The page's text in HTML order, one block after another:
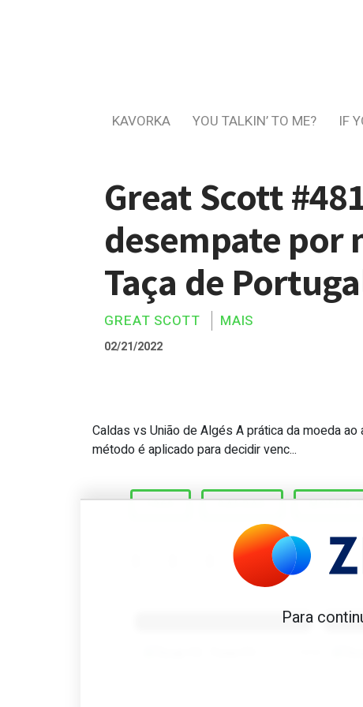
KAVORKA YOU TALKIN’ TO ME? IF
Great Scott
desempate por
Taça de
GREAT SCOTT MAIS
02/21/2022
Great Scott #481: Único
Caldas vs União de Algés A prática da moeda
método é aplicado para decidir venc...
1969 CALDAS MOEDA
Para